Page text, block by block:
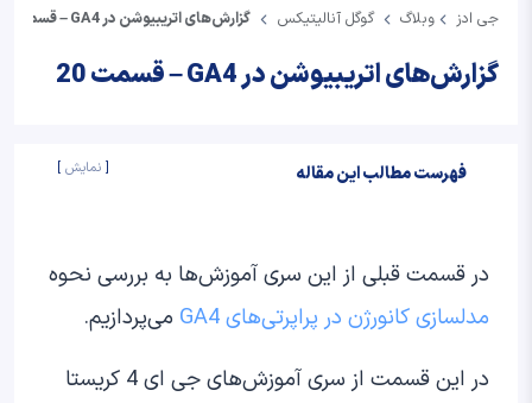
جی ادز وبلاگ گوگل آنالیتیکس گزارش‌های اتریبیوشن در GA4 – قسمت 20
گزارش‌های اتریبیوشن در GA4 – قسمت 20
فهرست مطالب این مقاله نمایش
در قسمت قبلی از این سری آموزش‌ها به بررسی نحوه
مدلسازی کانورژن در پراپرتی‌های GA4
می‌پردازیم.
در این قسمت از سری آموزش‌های جی ای 4 کریستا